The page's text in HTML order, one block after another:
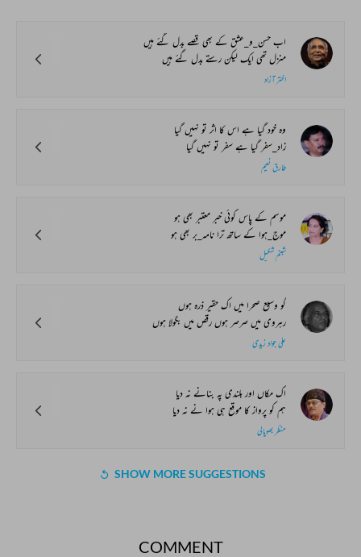
اب حسن_و_عشق کے بھی قصے بدل گئے ہیں
منزل تھی ایک لیکن رستے بدل گئے ہیں
اختر آزاد
وہ خود گیا ہے اس کا اثر تو نہیں گیا
زاد_سفر گیا ہے سفر تو نہیں گیا
طارق نعیم
موسم کے پاس کوئی خبر معتبر بھی ہو
موج_ہوا کے ساتھ ترا نامہ_بر بھی ہو
شبنم شکیل
گو وسیع صحرا میں اک حقیر ذرہ ہوں
رہروی میں صرصر ہوں رقص میں بگولا ہوں
علی جواد زیدی
اک مکاں اور بلندی پہ بنانے نہ دیا
ہم کو پرواز کا موقع ہی ہوا نے نہ دیا
منظر بھوپالی
SHOW MORE SUGGESTIONS
COMMENT